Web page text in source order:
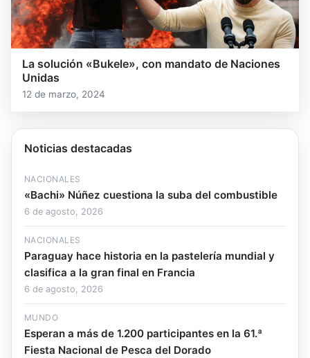
La solución «Bukele», con mandato de Naciones
Unidas
12 de marzo, 2024
Noticias destacadas
NACIONALES
«Bachi» Núñez cuestiona la suba del combustible
6 de agosto, 2026
NACIONALES
Paraguay hace historia en la pastelería mundial y
clasifica a la gran final en Francia
6 de agosto, 2026
MUNDO
Esperan a más de 1.200 participantes en la 61.ª
Fiesta Nacional de Pesca del Dorado